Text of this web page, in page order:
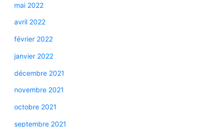
mai 2022
avril 2022
février 2022
janvier 2022
décembre 2021
novembre 2021
octobre 2021
septembre 2021